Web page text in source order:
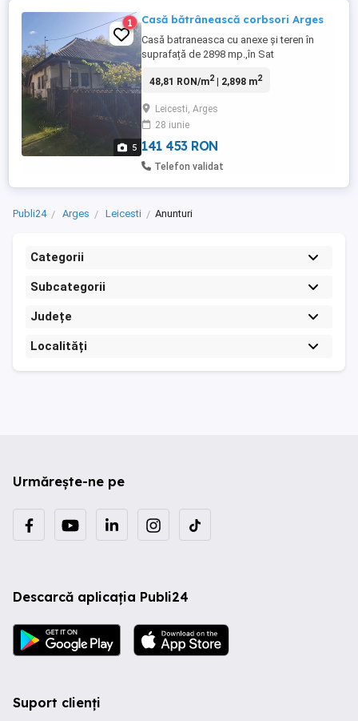
5
1 Casă bătrânească corbsori Arges
Casă batraneasca cu anexe și teren în
suprafață de 2898 mp.,în Sat
Proprietatea se află la distanța de 40 km.
Câmpulung 25 km,București 160
km.Localitatea este in continuă dezvoltare
turistică,fiind principalul loc de plecare ...
48,81 RON/m2| 2,898 m2
Leicesti, Arges
28 iunie
141 453 RON
Telefon validat
Publi24 Arges Leicesti Anunturi
Categorii
Subcategorii
Județe
Localități
Urmărește-ne pe
Descarcă aplicația Publi24
Suport clienți